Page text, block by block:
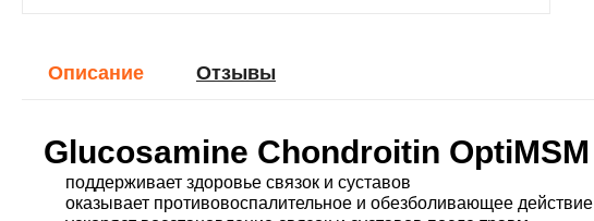
Описание Отзывы
Glucosamine Chondroitin OptiMSM
поддерживает здоровье связок и суставов
оказывает противовоспалительное и обезболивающее действие